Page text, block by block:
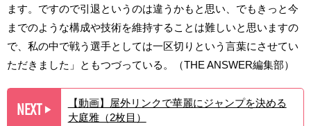
ます。ですので引退というのは違うかもと思い、でもきっと今
までのような構成や技術を維持することは難しいと思いますの
で、私の中で戦う選手としては一区切りという言葉にさせてい
ただきました」ともつづっている。（THE ANSWER編集部）
NEXT ▶︎
【動画】屋外リンクで華麗にジャンプを決める
大庭雅（2枚目）